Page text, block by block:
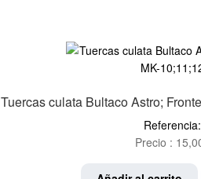
Tuercas culata Bultaco Astro;
Precio :